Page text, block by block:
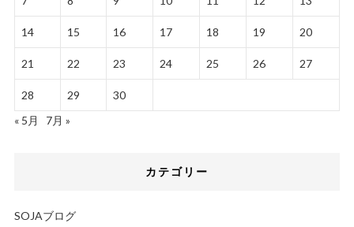
14 15 16 17 18 19 20
21 22 23 24 25 26 27
28 29
30
« 5月
7月 »
カテゴリー
SOJAブログ